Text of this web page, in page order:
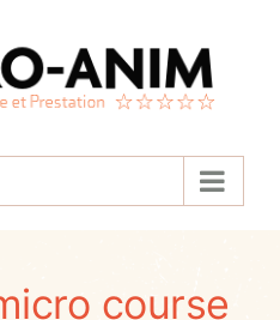
course